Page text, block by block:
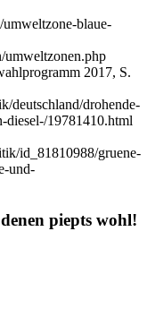
blaue-
umweltzonen.php
2017, S.
deutschland/drohende-
diesel-/19781410.html
id_81810988/gruene-
und-
piepts wohl!